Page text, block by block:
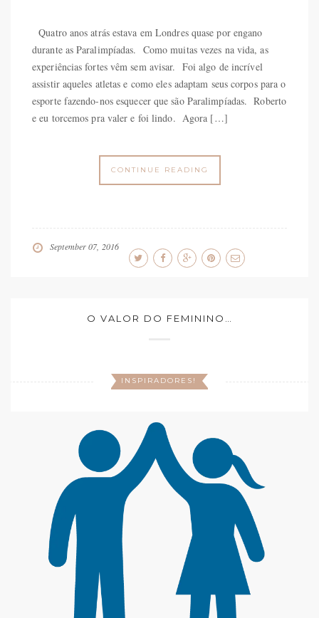
Quatro anos atrás estava em Londres quase por engano
durante as Paralimpíadas. Como muitas vezes na vida, as
experiências fortes vêm sem avisar. Foi algo de incrível
assistir aqueles atletas e como eles adaptam seus corpos para o
esporte fazendo-nos esquecer que são Paralimpíadas. Roberto
e eu torcemos pra valer e foi lindo. Agora […]
CONTINUE READING
September 07, 2016
O VALOR DO FEMININO…
INSPIRADORES!